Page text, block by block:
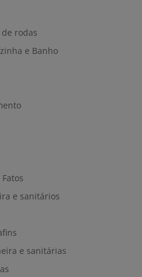
rodas
e Banho
e sanitários
e sanitárias